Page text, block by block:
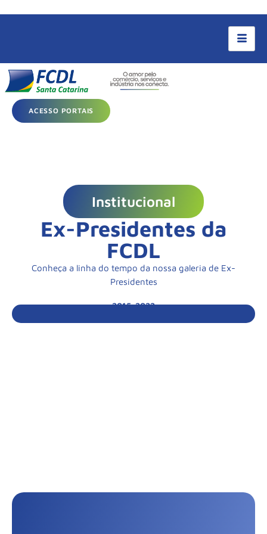
ACESSO PORTAIS
Institucional
Ex-Presidentes da
FCDL
Conheça a linha do tempo da nossa galeria de Ex-
Presidentes
2015-2022